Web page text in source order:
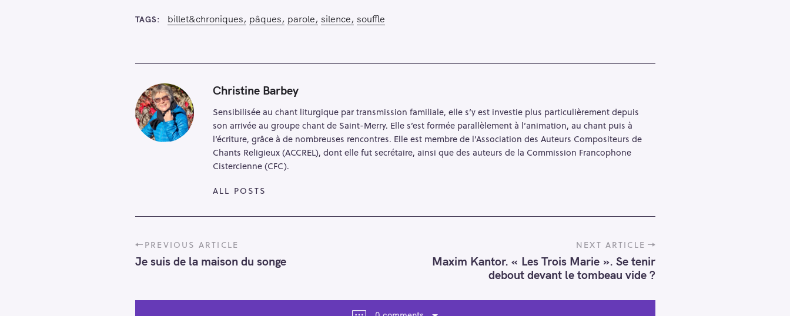
TAGS billet&chroniques pâques parole silence souffle
Christine Barbey
Sensibilisée au chant liturgique par transmission familiale, elle s’y est investie plus particulièrement depuis
son arrivée au groupe chant de Saint-Merry. Elle s’est formée parallèlement à l’animation, au chant puis à
l’écriture, grâce à de nombreuses rencontres. Elle est membre de l’Association des Auteurs Compositeurs de
Chants Religieux (ACCREL), dont elle fut secrétaire, ainsi que des auteurs de la Commission Francophone
Cistercienne (CFC).
ALL POSTS
P
o
s
n
PREVIOUS ARTICLE
Je suis de la maison du songe
NEXT ARTICLE
Maxim Kantor. « Les Trois Marie ». Se tenir
debout devant le tombeau vide ?